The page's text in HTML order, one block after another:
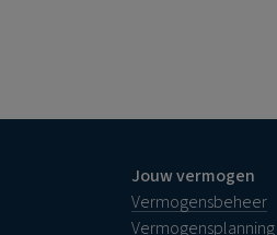
Jouw vermogen
Vermogensbeheer
Vermogensplanning